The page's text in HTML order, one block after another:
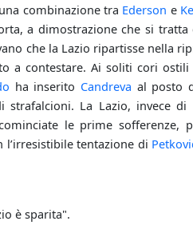
combinazione tra Ederson e
a dimostrazione che si
che la Lazio ripartisse nella
a contestare. Ai soliti cori
ha inserito Candreva al posto
La Lazio, invece di
le prime sofferenze,
l’irresistibile tentazione di
è sparita".